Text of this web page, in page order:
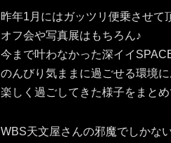
昨年1月にはガッツリ便乗させて
オフ会や写真展はもちろん♪
今まで叶わなかった深イイ
のんびり気ままに過ごせる環境
楽しく過ごしてきた様子をまと
WBS天文屋さんの邪魔でしかない